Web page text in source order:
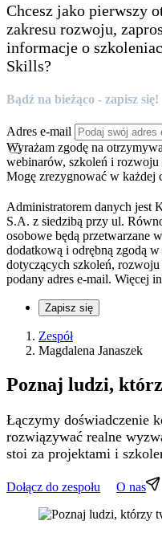
Chcesz jako pierwszy
zakresu rozwoju,
informacje o
Skills?
Bądź na bieżąco - zapisz się!
Adres e-mail
Wyrażam zgodę na
webinarów, szkoleń i rozwoju
Mogę zrezygnować w każdej
Administratorem danych jest
S.A. z siedzibą przy ul.
osobowe będą przetwarzane
dodatkową i odrębną zgodą
dotyczących szkoleń,
podany adres e-mail. Więcej
Zapisz się
Zespół
Magdalena Janaszek
Poznaj ludzi,
Łączymy doświadczenie
rozwiązywać realne
stoi za projektami i
Dołącz do zespołu O nas